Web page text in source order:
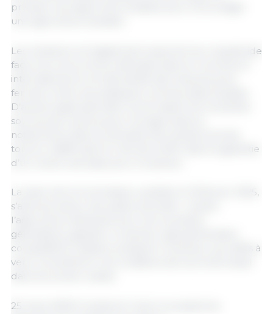
prônant une approche incitative pour encourager
une agriculture durable.
Les ministres ont également exprimé leur inquiétude
face à la concurrence déloyale dans le commerce
international et ont demandé des mesures plus
fermes contre les pratiques commerciales injustes.
D’autres sujets abordés concernaient les nouvelles
sources de revenus pour les agriculteurs,
notamment dans le domaine de la bioéconomie,
tout en réaffirmant le rôle de la PAC dans la garantie
d’un revenu de base pour le secteur.
La vision de la Commission, publiée le 19 février 2025,
s’articule autour de quatre priorités : rendre
l’agriculture attractive pour les nouvelles
générations, garantir un secteur agroalimentaire
compétitif et résilient, préparer le secteur aux défis à
venir, et améliorer les conditions de vie et de travail
dans les zones rurales.
25 mars 2025/ Consilium/ Union européenne.